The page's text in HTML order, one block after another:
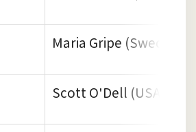
Maria Gripe (Sweden)
Scott O'Dell (USA)